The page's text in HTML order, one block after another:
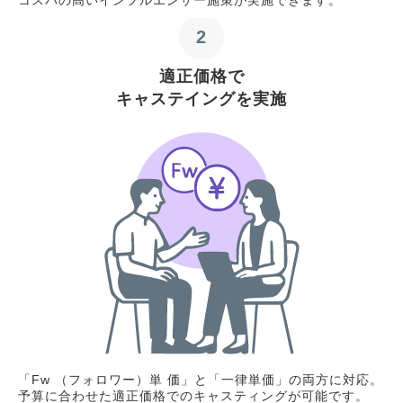
2
適正価格で
キャステイングを実施
「Fw （フォロワー）単 価」と「一律単価」の両方に対応。
予算に合わせた適正価格でのキャスティングが可能です。